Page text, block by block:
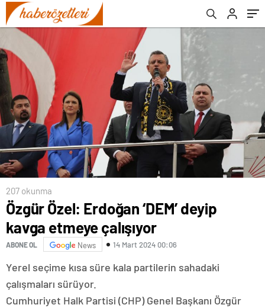
207 okunma
Özgür Özel: Erdoğan ‘DEM’ deyip
kavga etmeye çalışıyor
ABONE OL News 14 Mart 2024 00:06
Yerel seçime kısa süre kala partilerin sahadaki
çalışmaları sürüyor.
Cumhuriyet Halk Partisi (CHP) Genel Başkanı Özgür